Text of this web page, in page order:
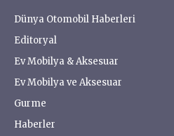
Dünya Otomobil Haberleri
Editoryal
Ev Mobilya & Aksesuar
Ev Mobilya ve Aksesuar
Gurme
Haberler